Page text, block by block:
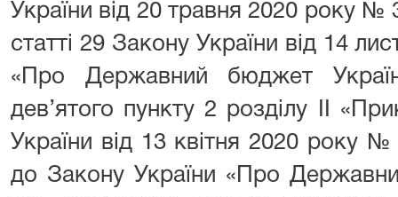
України від 20 травня 2020 року №
статті 29 Закону України від 14
«Про Державний бюджет
дев’ятого пункту 2 розділу ІІ
України від 13 квітня 2020 року
до Закону України «Про